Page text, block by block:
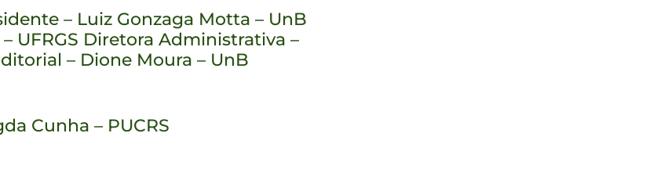
– Luiz Gonzaga Motta – UnB
UFRGS Diretora Administrativa –
– Dione Moura – UnB
Cunha – PUCRS